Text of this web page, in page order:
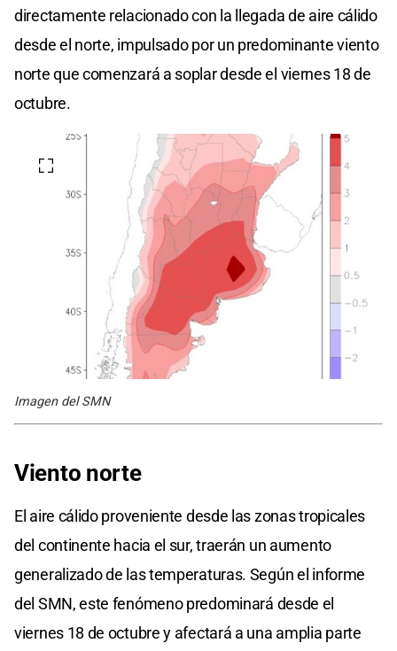
directamente relacionado con la llegada de aire cálido
desde el norte, impulsado por un predominante viento
norte que comenzará a soplar desde el viernes 18 de
octubre.
Imagen del SMN
Viento norte
El aire cálido proveniente desde las zonas tropicales
del continente hacia el sur, traerán un aumento
generalizado de las temperaturas. Según el informe
del SMN, este fenómeno predominará desde el
viernes 18 de octubre y afectará a una amplia parte